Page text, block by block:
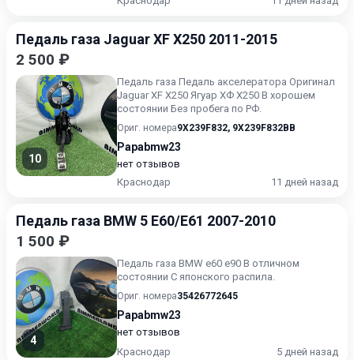
Педаль газа Jaguar XF X250 2011-2015
2 500 ₽
10
Педаль газа Педаль акселератора Оригинал
Jaguar XF X250 Ягуар ХФ Х250 В хорошем
состоянии Без пробега по РФ.
Ориг. номера9X239F832, 9X239F832BB
Papabmw23
нет отзывов
Краснодар
11 дней назад
Педаль газа BMW 5 E60/E61 2007-2010
1 500 ₽
4
Педаль газа BMW e60 e90 В отличном
состоянии С японского распила.
Ориг. номера35426772645
Papabmw23
нет отзывов
Краснодар
5 дней назад